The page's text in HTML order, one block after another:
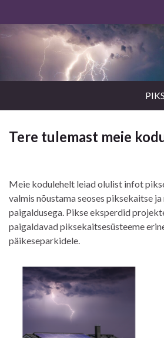
Tere tulemast meie
Meie kodulehelt leiad olulist infot
valmis nõustama seoses piksekaitse ja
paigaldusega. Pikse eksperdid
paigaldavad piksekaitsesüsteeme
päikeseparkidele.